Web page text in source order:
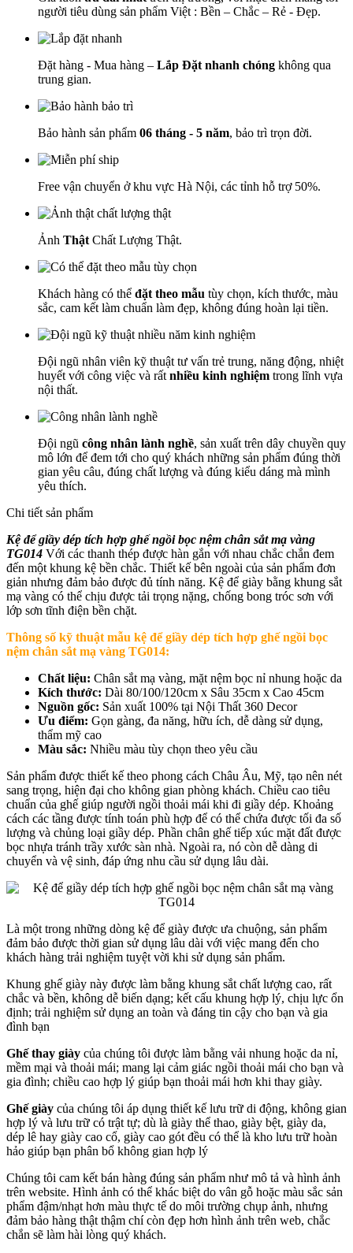
người tiêu dùng sản phẩm Việt : Bền – Chắc – Rẻ - Đẹp.
Đặt hàng - Mua hàng – Lắp Đặt nhanh chóng không qua
trung gian.
Bảo hành sản phẩm 06 tháng - 5 năm, bảo trì trọn đời.
Free vận chuyển ở khu vực Hà Nội, các tỉnh hỗ trợ 50%.
Ảnh Thật Chất Lượng Thật.
Khách hàng có thể đặt theo mẫu tùy chọn, kích thước, màu
sắc, cam kết làm chuẩn làm đẹp, không đúng hoàn lại tiền.
Đội ngũ nhân viên kỹ thuật tư vấn trẻ trung, năng động, nhiệt
huyết với công việc và rất nhiều kinh nghiệm trong lĩnh vựa
nội thất.
Đội ngũ công nhân lành nghề, sản xuất trên dây chuyền quy
mô lớn để đem tới cho quý khách những sản phẩm đúng thời
gian yêu câu, đúng chất lượng và đúng kiểu dáng mà mình
yêu thích.
Chi tiết sản phẩm
Kệ để giầy dép tích hợp ghế ngồi bọc nệm chân sắt mạ vàng
TG014 Với các thanh thép được hàn gắn với nhau chắc chắn đem
đến một khung kệ bền chắc. Thiết kế bên ngoài của sản phẩm đơn
giản nhưng đảm bảo được đủ tính năng. Kệ để giày bằng khung sắt
mạ vàng có thể chịu được tải trọng nặng, chống bong tróc sơn với
lớp sơn tĩnh điện bền chặt.
Thông số kỹ thuật mẫu kệ để giầy dép tích hợp ghế ngồi bọc
nệm chân sắt mạ vàng TG014:
Chất liệu: Chân sắt mạ vàng, mặt nệm bọc nỉ nhung hoặc da
Kích thước: Dài 80/100/120cm x Sâu 35cm x Cao 45cm
Nguồn gốc: Sản xuất 100% tại Nội Thất 360 Decor
Ưu điểm: Gọn gàng, đa năng, hữu ích, dễ dàng sử dụng,
thẩm mỹ cao
Màu sắc: Nhiều màu tùy chọn theo yêu cầu
Sản phẩm được thiết kế theo phong cách Châu Âu, Mỹ, tạo nên nét
sang trọng, hiện đại cho không gian phòng khách. Chiều cao tiêu
chuẩn của ghế giúp người ngồi thoải mái khi đi giầy dép. Khoảng
cách các tầng được tính toán phù hợp để có thể chứa được tối đa số
lượng và chủng loại giầy dép. Phần chân ghế tiếp xúc mặt đất được
bọc nhựa tránh trầy xước sàn nhà. Ngoài ra, nó còn dễ dàng di
chuyển và vệ sinh, đáp ứng nhu cầu sử dụng lâu dài.
Là một trong những dòng kệ để giày được ưa chuộng, sản phẩm
đảm bảo được thời gian sử dụng lâu dài với việc mang đến cho
khách hàng trải nghiệm tuyệt vời khi sử dụng sản phẩm.
Khung ghế giày này được làm bằng khung sắt chất lượng cao, rất
chắc và bền, không dễ biến dạng; kết cấu khung hợp lý, chịu lực ổn
định; trải nghiệm sử dụng an toàn và đáng tin cậy cho bạn và gia
đình bạn
Ghế thay giày của chúng tôi được làm bằng vải nhung hoặc da nỉ,
mềm mại và thoải mái; mang lại cảm giác ngồi thoải mái cho bạn và
gia đình; chiều cao hợp lý giúp bạn thoải mái hơn khi thay giày.
Ghế giày của chúng tôi áp dụng thiết kế lưu trữ di động, không gian
hợp lý và lưu trữ có trật tự; dù là giày thể thao, giày bệt, giày da,
dép lê hay giày cao cổ, giày cao gót đều có thể là kho lưu trữ hoàn
hảo giúp bạn phân bổ không gian hợp lý
Chúng tôi cam kết bán hàng đúng sản phẩm như mô tả và hình ảnh
trên website. Hình ảnh có thể khác biệt do vân gỗ hoặc màu sắc sản
phẩm đậm/nhạt hơn màu thực tế do môi trường chụp ảnh, nhưng
đảm bảo hàng thật thậm chí còn đẹp hơn hình ảnh trên web, chắc
chắn sẽ làm hài lòng quý khách.